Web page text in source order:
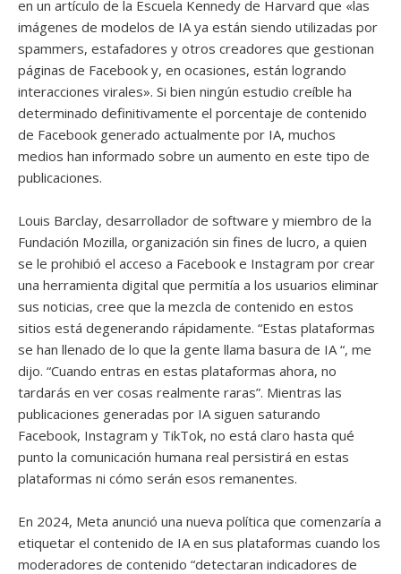
en un artículo de la Escuela Kennedy de Harvard que «las
imágenes de modelos de IA ya están siendo utilizadas por
spammers, estafadores y otros creadores que gestionan
páginas de Facebook y, en ocasiones, están logrando
interacciones virales». Si bien ningún estudio creíble ha
determinado definitivamente el porcentaje de contenido
de Facebook generado actualmente por IA, muchos
medios han informado sobre un aumento en este tipo de
publicaciones.
Louis Barclay, desarrollador de software y miembro de la
Fundación Mozilla, organización sin fines de lucro, a quien
se le prohibió el acceso a Facebook e Instagram por crear
una herramienta digital que permitía a los usuarios eliminar
sus noticias, cree que la mezcla de contenido en estos
sitios está degenerando rápidamente. “Estas plataformas
se han llenado de lo que la gente llama basura de IA “, me
dijo. “Cuando entras en estas plataformas ahora, no
tardarás en ver cosas realmente raras”. Mientras las
publicaciones generadas por IA siguen saturando
Facebook, Instagram y TikTok, no está claro hasta qué
punto la comunicación humana real persistirá en estas
plataformas ni cómo serán esos remanentes.
En 2024, Meta anunció una nueva política que comenzaría a
etiquetar el contenido de IA en sus plataformas cuando los
moderadores de contenido “detectaran indicadores de